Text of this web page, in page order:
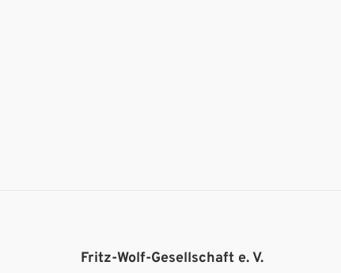
Fritz-Wolf-Gesellschaft e. V.